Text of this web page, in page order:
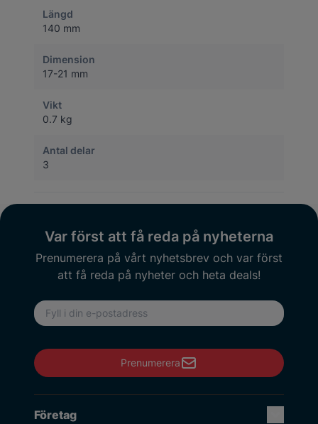
Längd
140 mm
Dimension
17-21 mm
Vikt
0.7 kg
Antal delar
3
Var först att få reda på nyheterna
Prenumerera på vårt nyhetsbrev och var först
att få reda på nyheter och heta deals!
E-postadress
Prenumerera
Företag